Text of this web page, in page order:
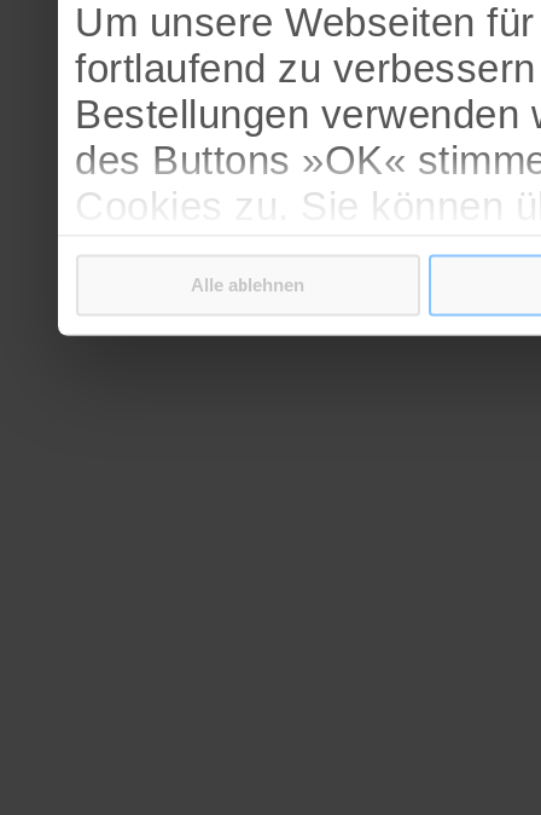
Um unsere Webseiten
fortlaufend zu
Bestellungen
des Buttons »OK«
Cookies zu. Sie können
verschiedenen Cookies
bestätigen.
Weitere Informationen
Alle ablehnen